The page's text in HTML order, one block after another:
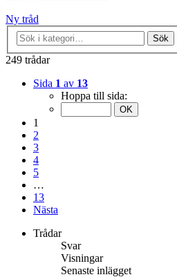
Ny tråd
Sök
249 trådar
Sida 1 av 13
Hoppa till sida:
1
2
3
4
5
…
13
Nästa
Trådar
Svar
Visningar
Senaste inlägget